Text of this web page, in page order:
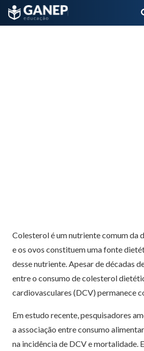
Colesterol é um nutriente comum da
e os ovos constituem uma fonte
desse nutriente. Apesar de décadas
entre o consumo de colesterol
cardiovasculares (DCV) permanece
Em estudo recente, pesquisadores
a associação entre consumo
na incidência de DCV e mortalidade.